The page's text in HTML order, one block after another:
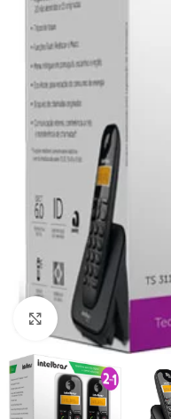
Clique para ampliar